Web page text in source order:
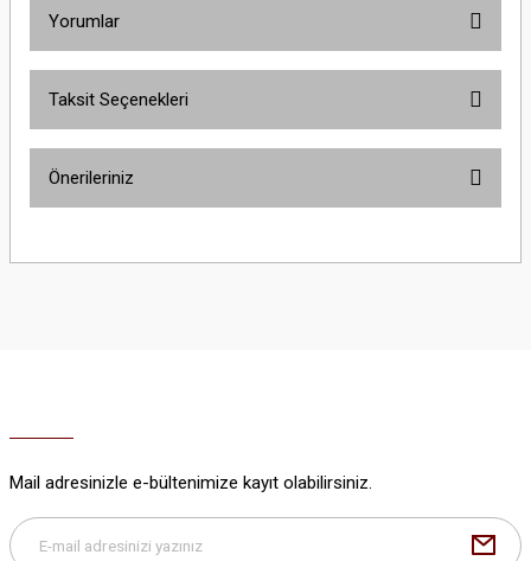
Yorumlar
Taksit Seçenekleri
Önerileriniz
yetersiz gördüğünüz noktaları öneri formunu kullanarak tarafımıza
Bu ürüne benzer farklı alternatifler olmalı.
Mail adresinizle e-bültenimize kayıt olabilirsiniz.